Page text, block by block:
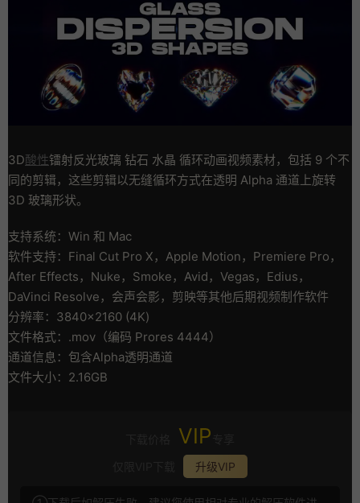
3D酸性镭射反光玻璃 钻石 水晶 循环动画视频素材，包括 9 个不
同的剪辑，这些剪辑以无缝循环方式在透明 Alpha 通道上旋转
3D 玻璃形状。
支持系统：Win 和 Mac
软件支持：Final Cut Pro X，Apple Motion，Premiere Pro，
After Effects，Nuke，Smoke，Avid，Vegas，Edius，
DaVinci Resolve，会声会影，剪映等其他后期视频制作软件
分辨率：3840×2160 (4K)
文件格式：.mov（编码 Prores 4444）
通道信息：包含Alpha透明通道
文件大小：2.16GB
VIP
升级VIP